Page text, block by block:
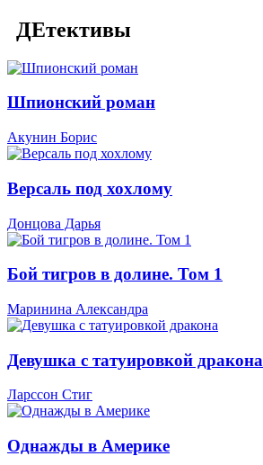
ДЕтективы
Шпионский роман
Акунин Борис
Версаль под хохлому
Донцова Дарья
Бой тигров в долине. Том 1
Маринина Александра
Девушка с татуировкой дракона
Ларссон Стиг
Однажды в Америке